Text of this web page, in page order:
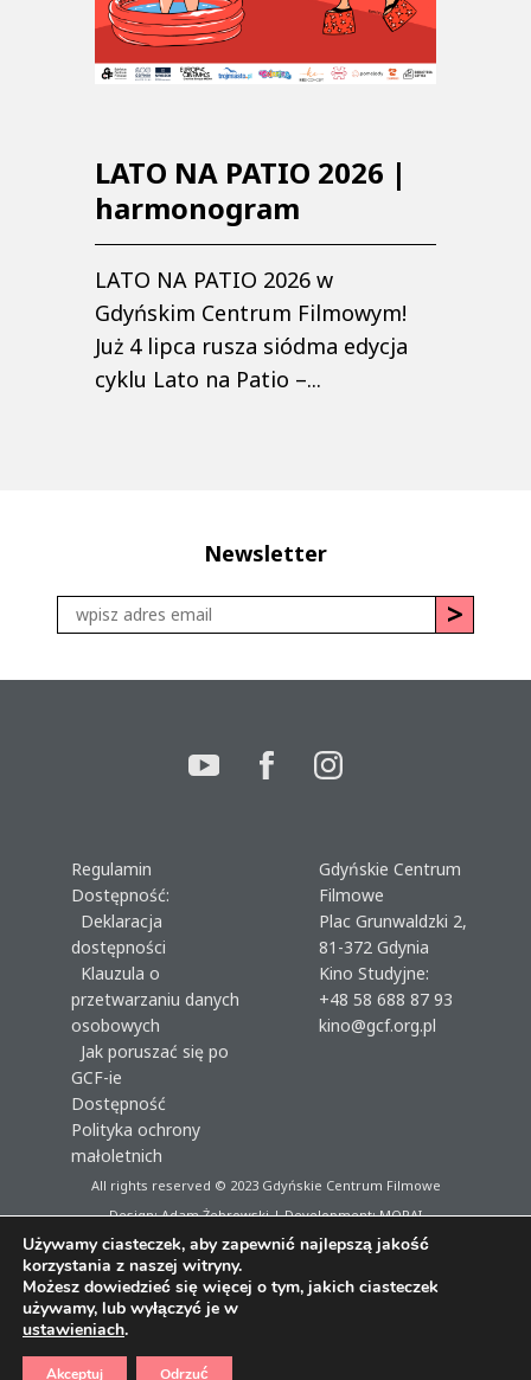
LATO NA PATIO 2026 |
harmonogram
LATO NA PATIO 2026 w
Gdyńskim Centrum Filmowym!
Już 4 lipca rusza siódma edycja
cyklu Lato na Patio –...
Newsletter
Regulamin
Dostępność:
Deklaracja
dostępności
Klauzula o
przetwarzaniu danych
osobowych
Jak poruszać się po
GCF-ie
Dostępność
Polityka ochrony
małoletnich
Gdyńskie Centrum
Filmowe
Plac Grunwaldzki 2,
81-372 Gdynia
Kino Studyjne:
+48 58 688 87 93
kino@gcf.org.pl
All rights reserved © 2023Gdyńskie Centrum Filmowe
Design: Adam Żebrowski | Development:MORAI
Używamy ciasteczek, aby zapewnić najlepszą jakość
korzystania z naszej witryny.
Możesz dowiedzieć się więcej o tym, jakich ciasteczek
używamy, lub wyłączyć je w
ustawieniach.
Akceptuj Odrzuć